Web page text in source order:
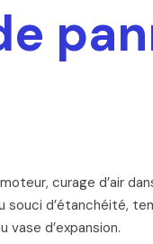
curage d’air
souci d’étanchéité,
d’expansion.